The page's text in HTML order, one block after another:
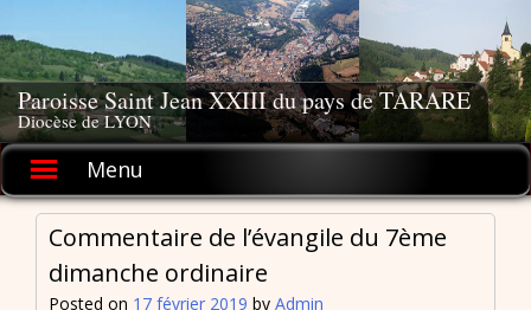
to
content
Paroisse Saint Jean XXIII du pays de TARARE
Diocèse de LYON
Menu
Commentaire de l’évangile du 7ème
dimanche ordinaire
Posted on 17 février 2019 by Admin